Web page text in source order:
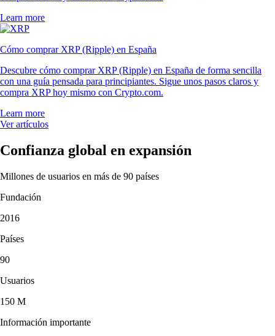
Learn more
Cómo comprar XRP (Ripple) en España
Descubre cómo comprar XRP (Ripple) en España de forma sencilla
con una guía pensada para principiantes. Sigue unos pasos claros y
compra XRP hoy mismo con Crypto.com.
Learn more
Ver artículos
Confianza global en expansión
Millones de usuarios en más de 90 países
Fundación
2016
Países
90
Usuarios
150 M
Información importante